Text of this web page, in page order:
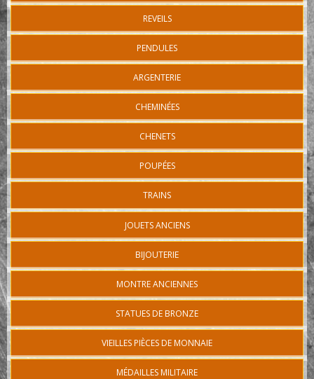
REVEILS
PENDULES
ARGENTERIE
CHEMINÉES
CHENETS
POUPÉES
TRAINS
JOUETS ANCIENS
BIJOUTERIE
MONTRE ANCIENNES
STATUES DE BRONZE
VIEILLES PIÈCES DE MONNAIE
MÉDAILLES MILITAIRE